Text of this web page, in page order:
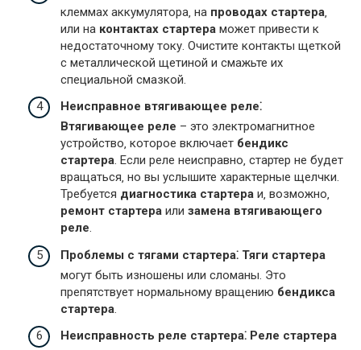
клеммах аккумулятора‚ на проводах стартера
или на контактах стартера может привести к
недостаточному току. Очистите контакты щеткой
с металлической щетиной и смажьте их
специальной смазкой.
Неисправное втягивающее реле⁚
Втягивающее реле – это электромагнитное
устройство‚ которое включает бендикс
стартера. Если реле неисправно‚ стартер не будет
вращаться‚ но вы услышите характерные щелчки.
Требуется диагностика стартера и‚ возможно‚
ремонт стартера или замена втягивающего
реле.
Проблемы с тягами стартера⁚ Тяги стартера
могут быть изношены или сломаны. Это
препятствует нормальному вращению бендикса
стартера
Неисправность реле стартера⁚ Реле стартера